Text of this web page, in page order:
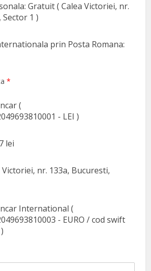
Gratuit ( Calea Victoriei, nr.
1 )
prin Posta Romana:
*
(
- LEI )
lei
Victoriei, nr. 133a, Bucuresti,
International (
- EURO / cod swift